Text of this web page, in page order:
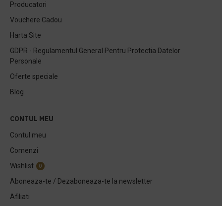
Producatori
Vouchere Cadou
Harta Site
GDPR - Regulamentul General Pentru Protectia Datelor
Personale
Oferte speciale
Blog
CONTUL MEU
Contul meu
Comenzi
Wishlist
0
Aboneaza-te / Dezaboneaza-te la newsletter
Afiliati